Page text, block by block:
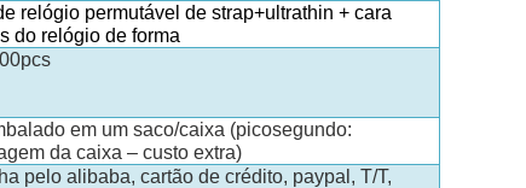
relógio permutável de strap+ultrathin + cara
do relógio de forma
em um saco/caixa (picosegundo:
da caixa – custo extra)
pelo alibaba, cartão de crédito, paypal, T/T,